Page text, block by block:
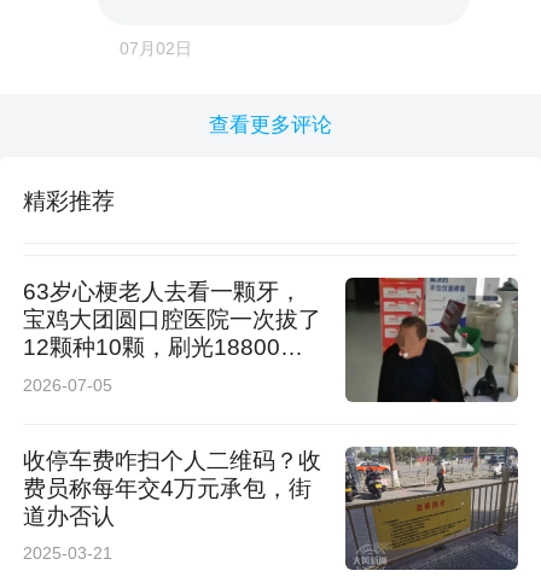
07月02日
查看更多评论
精彩推荐
63岁心梗老人去看一颗牙，
宝鸡大团圆口腔医院一次拔了
12颗种10颗，刷光18800元
还欠6200元
2026-07-05
收停车费咋扫个人二维码？收
费员称每年交4万元承包，街
道办否认
2025-03-21